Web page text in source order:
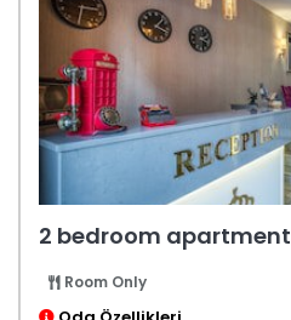
2 bedroom apartment
Room Only